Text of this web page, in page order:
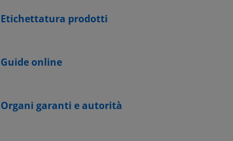
Etichettatura prodotti
Guide online
Organi garanti e autorità